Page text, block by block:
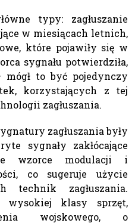
typy: zagłuszanie
w miesiącach letnich,
które pojawiły się w
sygnału potwierdziła,
mógł to być pojedynczy
korzystających z tej
zagłuszania.
zagłuszania były
sygnały zakłócające
wzorce modulacji i
co sugeruje użycie
technik zagłuszania.
klasy sprzęt,
wojskowego, o